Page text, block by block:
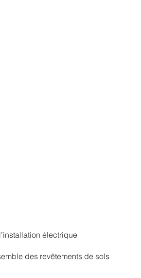
électrique
des revêtements de sols